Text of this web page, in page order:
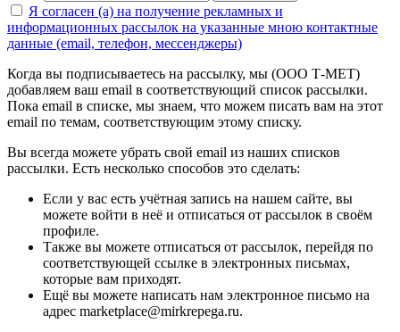
Я согласен (а) на получение рекламных и
информационных рассылок на указанные мною контактные
данные (email, телефон, мессенджеры)
Когда вы подписываетесь на рассылку, мы (ООО Т-МЕТ)
добавляем ваш email в соответствующий список рассылки.
Пока email в списке, мы знаем, что можем писать вам на этот
email по темам, соответствующим этому списку.
Вы всегда можете убрать свой email из наших списков
рассылки. Есть несколько способов это сделать:
Если у вас есть учётная запись на нашем сайте, вы
можете войти в неё и отписаться от рассылок в своём
профиле.
Также вы можете отписаться от рассылок, перейдя по
соответствующей ссылке в электронных письмах,
которые вам приходят.
Ещё вы можете написать нам электронное письмо на
адрес marketplace@mirkrepega.ru.